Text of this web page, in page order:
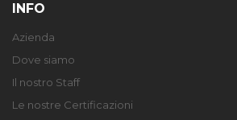
INFO
Azienda
Dove siamo
Il nostro Staff
Le nostre Certificazioni